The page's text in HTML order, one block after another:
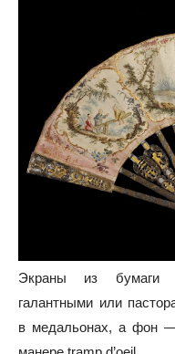
Экраны из бумаги
галантными или
в медальонах, а фон